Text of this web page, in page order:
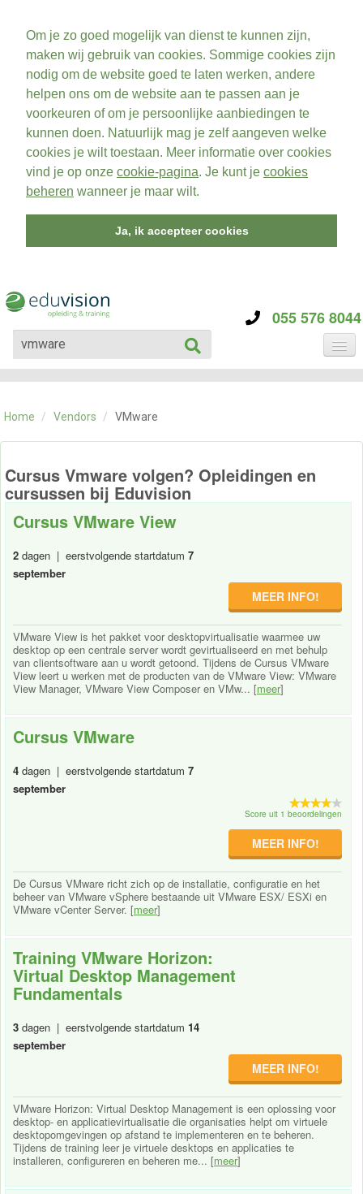
Om je zo goed mogelijk van dienst te kunnen zijn,
maken wij gebruik van cookies. Sommige cookies zijn
nodig om de website goed te laten werken, andere
helpen ons om de website aan te passen aan je
voorkeuren of om je persoonlijke aanbiedingen te
kunnen doen. Natuurlijk mag je zelf aangeven welke
cookies je wilt toestaan. Meer informatie over cookies
vind je op onze cookie-pagina. Je kunt je cookies
beheren wanneer je maar wilt.
Ja, ik accepteer cookies
055 576 8044
CATEGORIE
OVER ONS
CONTACT
Home / Vendors / VMware
Cursus Vmware volgen? Opleidingen en
cursussen bij Eduvision
Cursus VMware View
2 dagen | eerstvolgende startdatum 7
september
MEER INFO!
VMware View is het pakket voor desktopvirtualisatie waarmee uw
desktop op een centrale server wordt gevirtualiseerd en met behulp
van clientsoftware aan u wordt getoond. Tijdens de Cursus VMware
View leert u werken met de producten van de VMware View: VMware
View Manager, VMware View Composer en VMw... [meer]
Cursus VMware
4 dagen | eerstvolgende startdatum 7
september
Score uit 1 beoordelingen
MEER INFO!
De Cursus VMware richt zich op de installatie, configuratie en het
beheer van VMware vSphere bestaande uit VMware ESX/ ESXi en
VMware vCenter Server. [meer]
Training VMware Horizon:
Virtual Desktop Management
Fundamentals
3 dagen | eerstvolgende startdatum 14
september
MEER INFO!
VMware Horizon: Virtual Desktop Management is een oplossing voor
desktop- en applicatievirtualisatie die organisaties helpt om virtuele
desktopomgevingen op afstand te implementeren en te beheren.
Tijdens de training leer je virtuele desktops en applicaties te
installeren, configureren en beheren me... [meer]